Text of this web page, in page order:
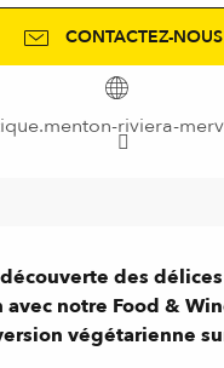
CONTACTEZ-NOUS
riviera-
découverte des
notre Food &
végétarienne